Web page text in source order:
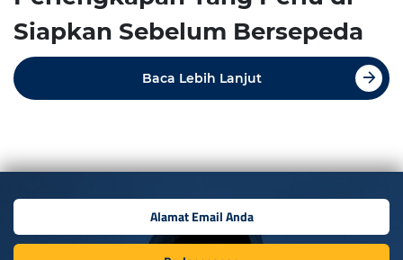
Siapkan Sebelum Bersepeda
Baca Lebih Lanjut